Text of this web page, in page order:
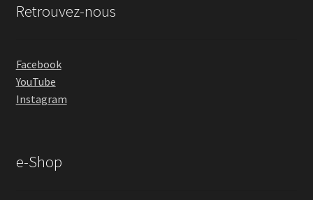
Retrouvez-nous
Facebook
YouTube
Instagram
e-Shop